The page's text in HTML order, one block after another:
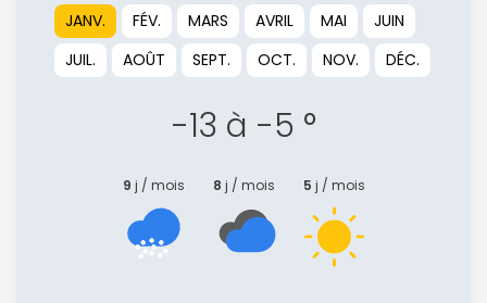
JANV. FÉV. MARS AVRIL MAI
JUIN
JUIL.
AOÛT SEPT. OCT. NOV. DÉC.
-13 à -5 °
9 j / mois 8 j / mois 5 j / mois